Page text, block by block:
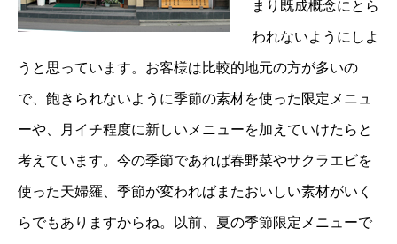
まり既成概念にとら
われないようにしよ
うと思っています。お客様は比較的地元の方が多いの
で、飽きられないように季節の素材を使った限定メニュ
ーや、月イチ程度に新しいメニューを加えていけたらと
考えています。今の季節であれば春野菜やサクラエビを
使った天婦羅、季節が変わればまたおいしい素材がいく
らでもありますからね。以前、夏の季節限定メニューで